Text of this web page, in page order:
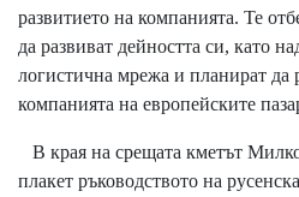
развитието на компанията. Те
да развиват дейността си, като
логистична мрежа и планират да
компанията на европейските
В края на срещата кметът
плакет ръководството на